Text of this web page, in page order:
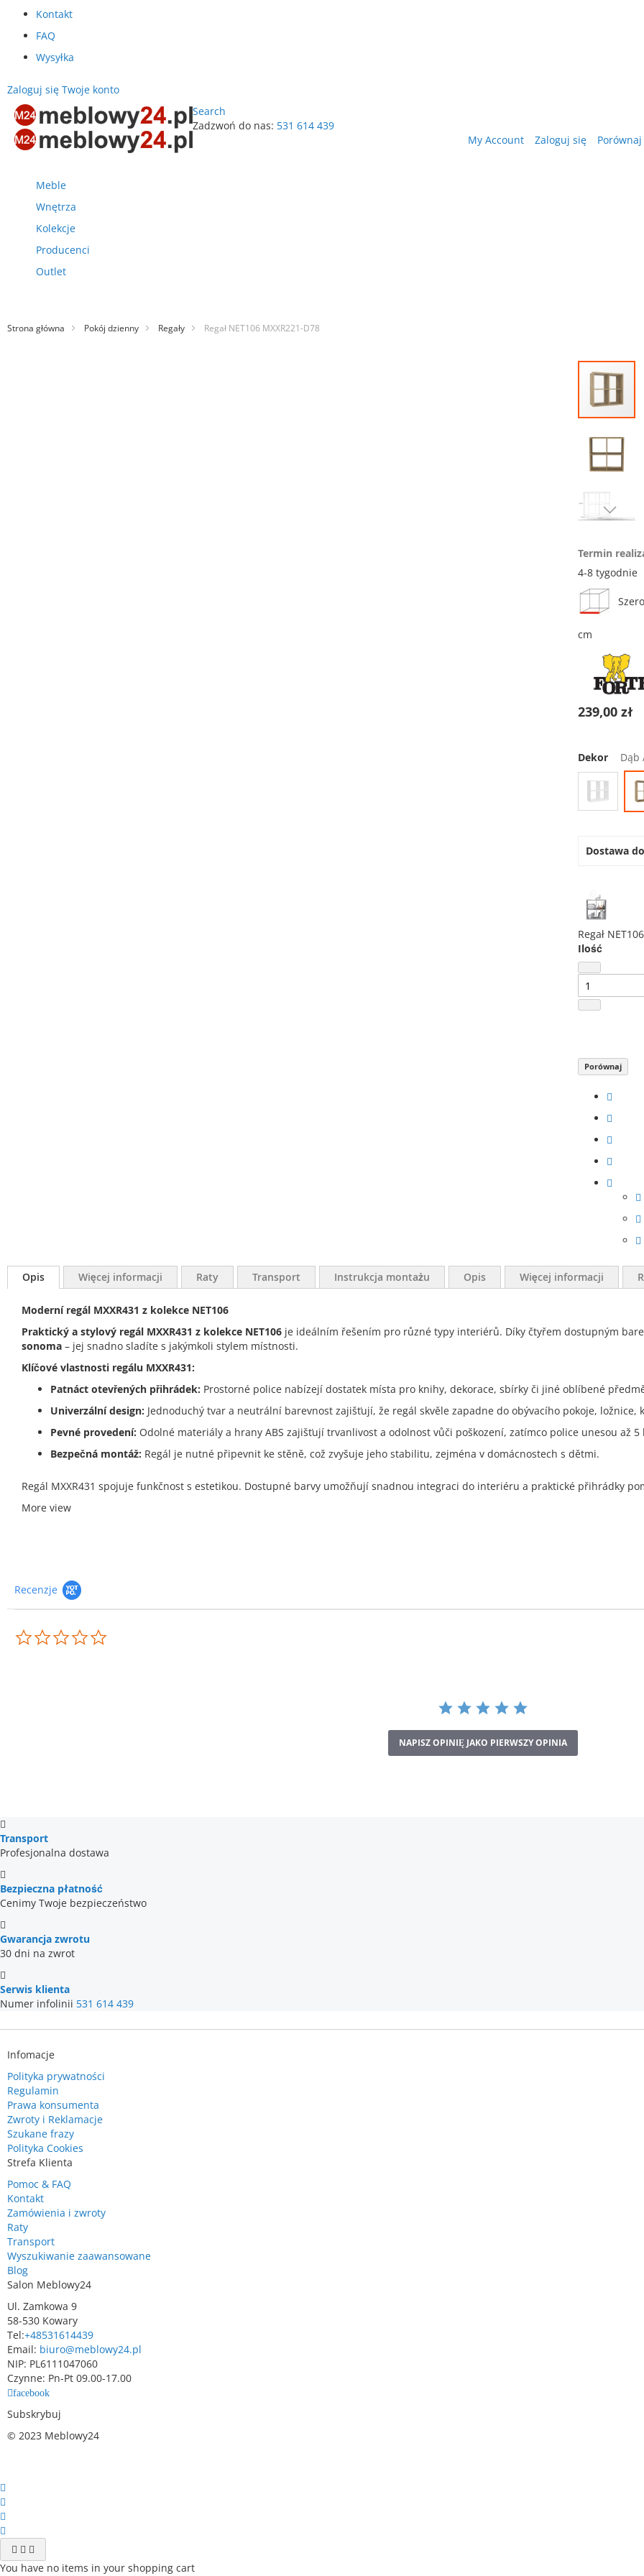
Kontakt
FAQ
Wysyłka
Zaloguj się Twoje konto
Search
Zadzwoń do nas: 531 614 439
My Account Zaloguj się Porównaj
Meble
Wnętrza
Kolekcje
Producenci
Outlet
Strona główna Pokój dzienny Regały Regał NET106 MXXR221-D78
Przejdź
na
koniec
galerii
początek
galerii
Termin
4-8 tygodnie
cm
239,00 zł
Dekor Dąb
Dostawa do
Regał
Ilość
Porównaj
Opis Więcej informacji Raty Transport Instrukcja montażu Opis
Moderní regál MXXR431 z kolekce NET106
Praktický a stylový regál MXXR431 z kolekce NET106 je ideálním řešením pro různé typy interiérů. Díky čtyřem dostupným
sonoma – jej snadno sladíte s jakýmkoli stylem místnosti.
Klíčové vlastnosti regálu MXXR431:
Patnáct otevřených přihrádek: Prostorné police nabízejí dostatek místa pro knihy, dekorace, sbírky či jiné oblíbené
Univerzální design: Jednoduchý tvar a neutrální barevnost zajišťují, že regál skvěle zapadne do obývacího pokoje, ložnice,
Pevné provedení: Odolné materiály a hrany ABS zajišťují trvanlivost a odolnost vůči poškození, zatímco police unesou až 5
Bezpečná montáž: Regál je nutné připevnit ke stěně, což zvyšuje jeho stabilitu, zejména v domácnostech s dětmi.
Regál MXXR431 spojuje funkčnost s estetikou. Dostupné barvy umožňují snadnou integraci do interiéru a praktické přihrádky
More view
Więcej informacji
Recenzje
NAPISZ OPINIĘ JAKO PIERWSZY OPINIA
Transport
Profesjonalna dostawa
Bezpieczna płatność
Cenimy Twoje bezpieczeństwo
Gwarancja zwrotu
30 dni na zwrot
Serwis klienta
Numer infolinii 531 614 439
Infomacje
Polityka prywatności
Regulamin
Prawa konsumenta
Zwroty i Reklamacje
Szukane frazy
Polityka Cookies
Strefa Klienta
Pomoc & FAQ
Kontakt
Zamówienia i zwroty
Raty
Transport
Wyszukiwanie zaawansowane
Blog
Salon Meblowy24
Ul. Zamkowa 9
58-530 Kowary
Tel:+48531614439
Email: biuro@meblowy24.pl
NIP: PL6111047060
Czynne: Pn-Pt 09.00-17.00
facebook
Subskrybuj
© 2023 Meblowy24
You have no items in your shopping cart